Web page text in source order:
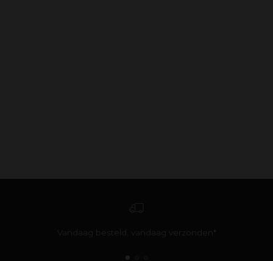
Vandaag besteld, vandaag verzonden*